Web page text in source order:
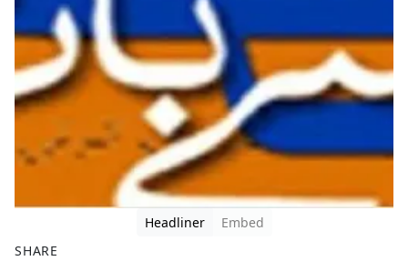
Headliner
Embed
SHARE